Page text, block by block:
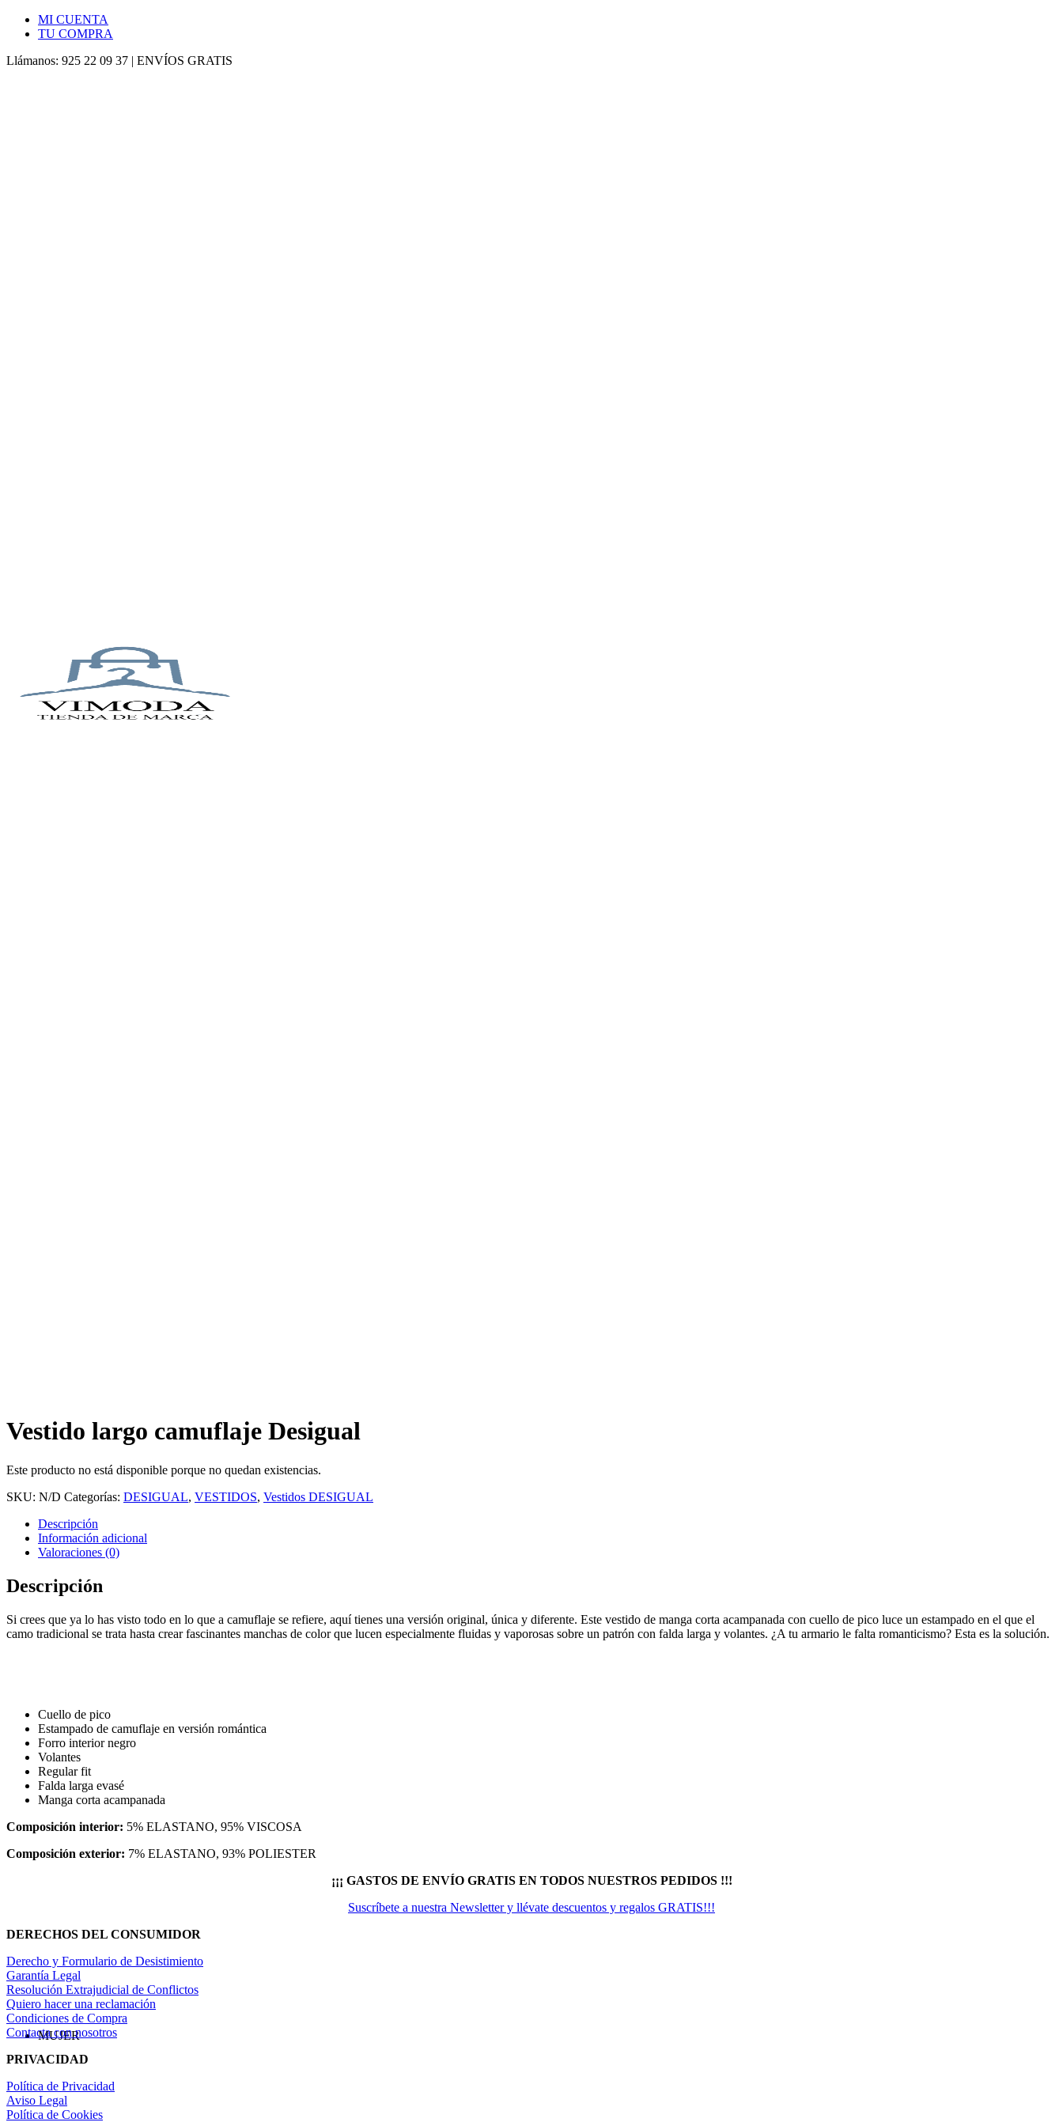
MI CUENTA
TU COMPRA
Llámanos: 925 22 09 37 | ENVÍOS GRATIS
MUJER
Vestido largo camuflaje Desigual
Este producto no está disponible porque no quedan existencias.
SKU: N/D Categorías: DESIGUAL, VESTIDOS, Vestidos DESIGUAL
Descripción
Información adicional
Valoraciones (0)
Descripción
Si crees que ya lo has visto todo en lo que a camuflaje se refiere, aquí tienes una versión original, única y diferente. Este vestido de manga corta acampanada con cuello de pico luce un estampado en el que el
camo tradicional se trata hasta crear fascinantes manchas de color que lucen especialmente fluidas y vaporosas sobre un patrón con falda larga y volantes. ¿A tu armario le falta romanticismo? Esta es la solución.
Cuello de pico
Estampado de camuflaje en versión romántica
Forro interior negro
Volantes
Regular fit
Falda larga evasé
Manga corta acampanada
Composición interior: 5% ELASTANO, 95% VISCOSA
Composición exterior: 7% ELASTANO, 93% POLIESTER
¡¡¡ GASTOS DE ENVÍO GRATIS EN TODOS NUESTROS PEDIDOS !!!
Suscríbete a nuestra Newsletter y llévate descuentos y regalos GRATIS!!!
DERECHOS DEL CONSUMIDOR
Derecho y Formulario de Desistimiento
Garantía Legal
Resolución Extrajudicial de Conflictos
Quiero hacer una reclamación
Condiciones de Compra
Contacta con nosotros
PRIVACIDAD
Política de Privacidad
Aviso Legal
Política de Cookies